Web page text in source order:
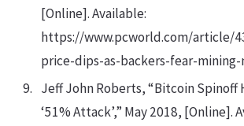
[Online]. Available:
https://www.pcworld.com/article/
price-dips-as-backers-fear-
Jeff John Roberts, “Bitcoin Spinoff
‘51% Attack’,” May 2018, [Online].